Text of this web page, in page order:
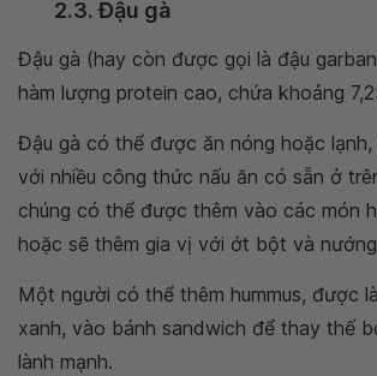
2.3. Đậu gà
Đậu gà (hay còn được gọi là đậu
hàm lượng protein cao, chứa khoảng
Đậu gà có thể được ăn nóng hoặc
với nhiều công thức nấu ăn có sẵn ở
chúng có thể được thêm vào các món
hoặc sẽ thêm gia vị với ớt bột và
Một người có thể thêm hummus, được
xanh, vào bánh sandwich để thay thế
lành mạnh.